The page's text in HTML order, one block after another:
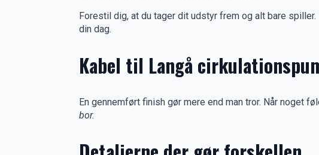
Forestil dig, at du tager dit udstyr frem og alt bare spiller.
din dag.
Kabel til Langå
En gennemført finish gør mere end man tror. Når noget
bor.